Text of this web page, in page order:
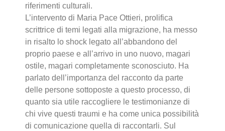
riferimenti culturali.
L’intervento di Maria Pace Ottieri, prolifica
scrittrice di temi legati alla migrazione, ha messo
in risalto lo shock legato all’abbandono del
proprio paese e all’arrivo in uno nuovo, magari
ostile, magari completamente sconosciuto. Ha
parlato dell’importanza del racconto da parte
delle persone sottoposte a questo processo, di
quanto sia utile raccogliere le testimonianze di
chi vive questi traumi e ha come unica possibilità
di comunicazione quella di raccontarli. Sul